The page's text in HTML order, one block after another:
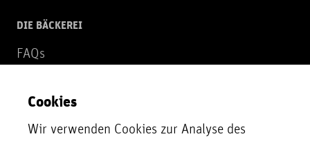
DIE BÄCKEREI
FAQs
NEWSLETTER
Zur Newsletter Anmeldung
Cookies
Wir verwenden Cookies zur Analyse des